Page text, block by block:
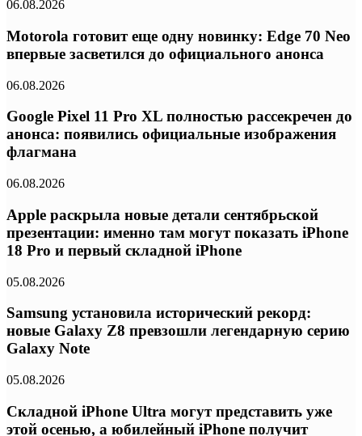
06.08.2026
Motorola готовит еще одну новинку: Edge 70 Neo
впервые засветился до официального анонса
06.08.2026
Google Pixel 11 Pro XL полностью рассекречен до
анонса: появились официальные изображения
флагмана
06.08.2026
Apple раскрыла новые детали сентябрьской
презентации: именно там могут показать iPhone
18 Pro и первый складной iPhone
05.08.2026
Samsung установила исторический рекорд:
новые Galaxy Z8 превзошли легендарную серию
Galaxy Note
05.08.2026
Складной iPhone Ultra могут представить уже
этой осенью, а юбилейный iPhone получит